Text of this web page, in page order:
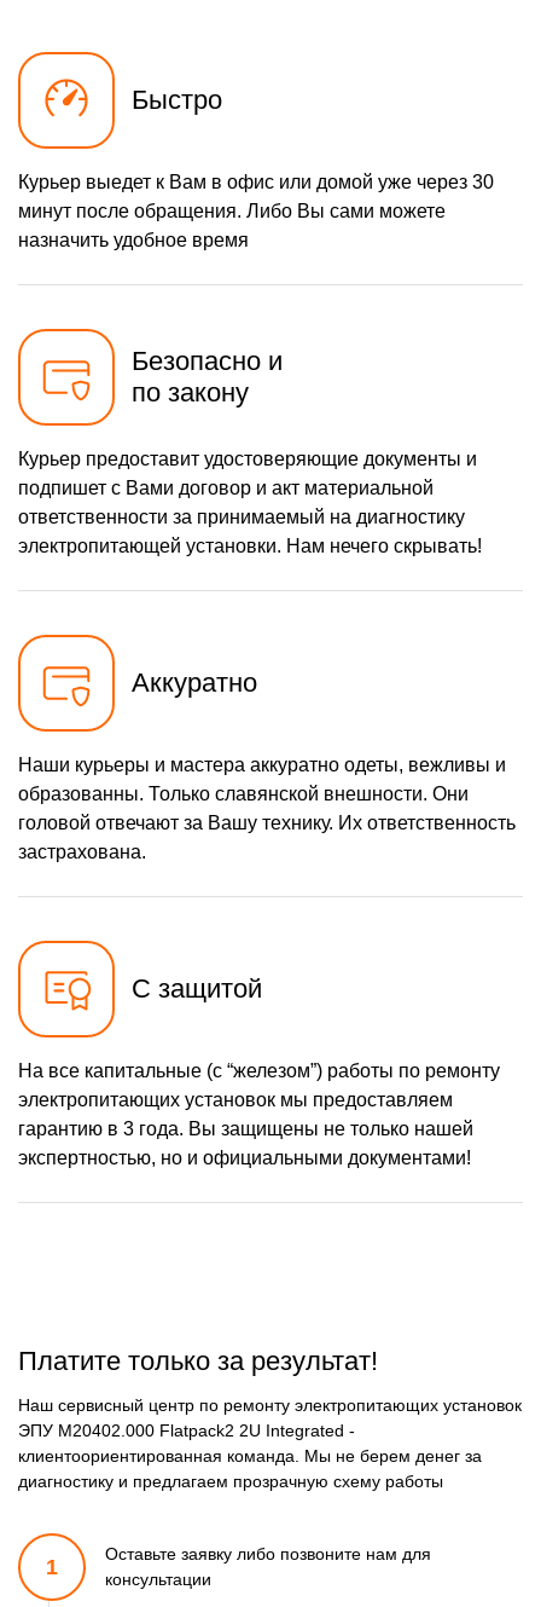
Быстро
Курьер выедет к Вам в офис или домой уже через 30
минут после обращения. Либо Вы сами можете
назначить удобное время
Безопасно и
по закону
Курьер предоставит удостоверяющие документы и
подпишет с Вами договор и акт материальной
ответственности за принимаемый на диагностику
электропитающей установки. Нам нечего скрывать!
Аккуратно
Наши курьеры и мастера аккуратно одеты, вежливы и
образованны. Только славянской внешности. Они
головой отвечают за Вашу технику. Их ответственность
застрахована.
С защитой
На все капитальные (с “железом”) работы по ремонту
электропитающих установок мы предоставляем
гарантию в 3 года. Вы защищены не только нашей
экспертностью, но и официальными документами!
Платите только за результат!
Наш сервисный центр по ремонту электропитающих установок
ЭПУ M20402.000 Flatpack2 2U Integrated -
клиентоориентированная команда. Мы не берем денег за
диагностику и предлагаем прозрачную схему работы
1
Оставьте заявку либо позвоните нам для
консультации